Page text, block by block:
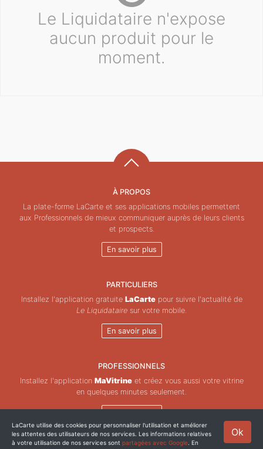
Le Liquidataire n'expose
aucun produit pour le
moment.
À PROPOS
La plate-forme LaCarte et ses applications mobiles permettent
aux Professionnels de mieux communiquer auprès de leurs clients
et prospects.
En savoir plus
PARTICULIERS
Installez l'application gratuite LaCartepour suivre l'actualité de
Le Liquidataire sur votre mobile.
En savoir plus
PROFESSIONNELS
Installez l'application MaVitrineet créez vous aussi votre vitrine
en quelques minutes seulement.
En savoir plus
Copyright © ZeMAP 2026 - Tous droits réservés. Ok
LaCarte utilise des cookies pour personnaliser l'utilisation et améliorer
les attentes des utilisateurs de nos services. Les informations relatives
à votre utilisation de nos services sont partagées avec Google . En